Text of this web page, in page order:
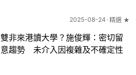
2025-08-24 精選 ★
雙非來港讀大學？施俊輝：密切留
意趨勢 未介入因複雜及不確定性